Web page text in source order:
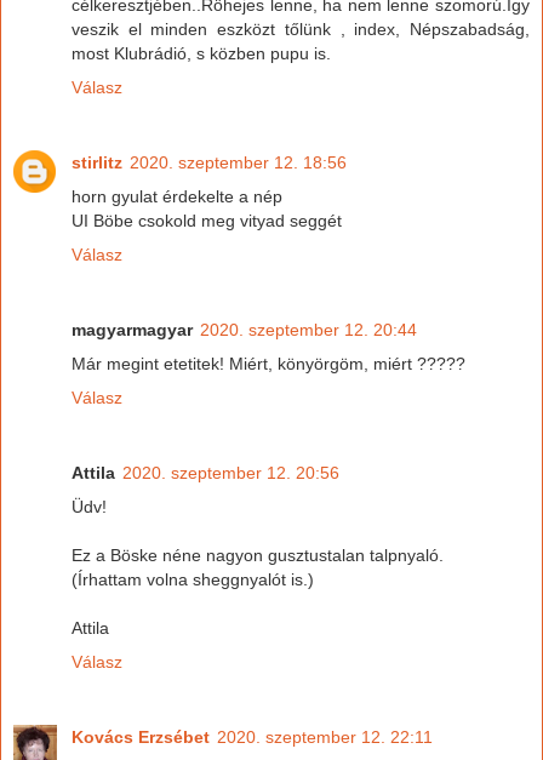
célkeresztjében..Röhejes lenne, ha nem lenne szomorú.Igy
veszik el minden eszközt tőlünk , index, Népszabadság,
most Klubrádió, s közben pupu is.
Válasz
stirlitz 2020. szeptember 12. 18:56
horn gyulat érdekelte a nép
UI Böbe csokold meg vityad seggét
Válasz
magyarmagyar 2020. szeptember 12. 20:44
Már megint etetitek! Miért, könyörgöm, miért ?????
Válasz
Attila 2020. szeptember 12. 20:56
Üdv!
Ez a Böske néne nagyon gusztustalan talpnyaló.
(Írhattam volna sheggnyalót is.)
Attila
Válasz
Kovács Erzsébet 2020. szeptember 12. 22:11